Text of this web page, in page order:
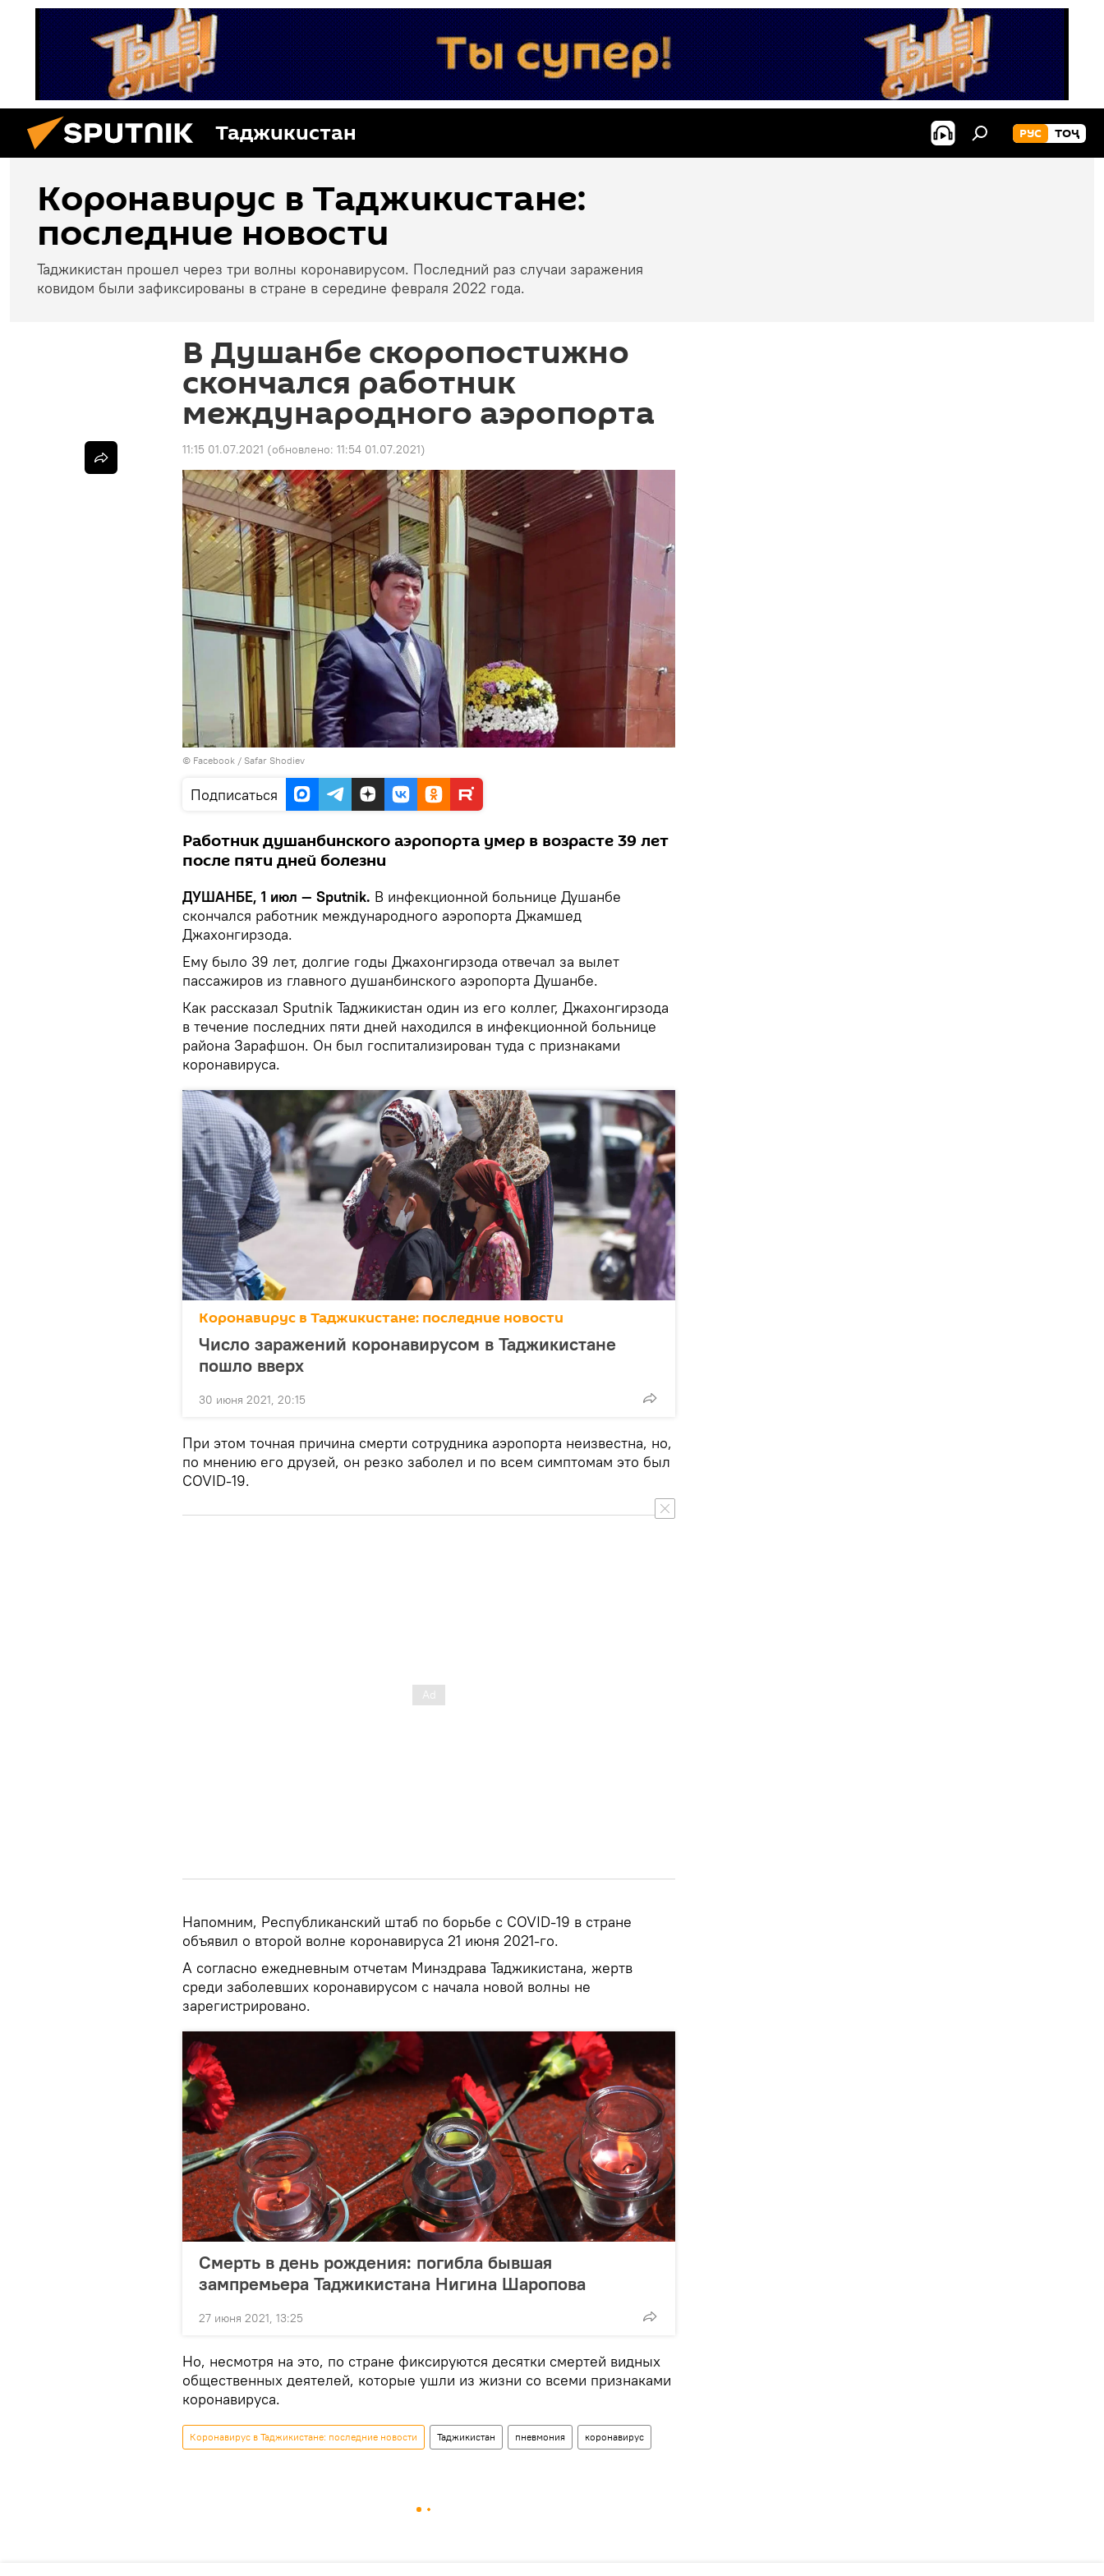
Таджикистан РУС ТОҶ
Коронавирус в Таджикистане:
последние новости
Таджикистан прошел через три волны коронавирусом. Последний раз случаи заражения
ковидом были зафиксированы в стране в середине февраля 2022 года.
В Душанбе скоропостижно
скончался работник
международного аэропорта
11:15 01.07.2021 (обновлено: 11:54 01.07.2021)
© Facebook / Safar Shodiev
Подписаться
Работник душанбинского аэропорта умер в возрасте 39 лет
после пяти дней болезни
ДУШАНБЕ, 1 июл — Sputnik. В инфекционной больнице Душанбе
скончался работник международного аэропорта Джамшед
Джахонгирзода.
Ему было 39 лет, долгие годы Джахонгирзода отвечал за вылет
пассажиров из главного душанбинского аэропорта Душанбе.
Как рассказал Sputnik Таджикистан один из его коллег, Джахонгирзода
в течение последних пяти дней находился в инфекционной больнице
района Зарафшон. Он был госпитализирован туда с признаками
коронавируса.
Коронавирус в Таджикистане: последние новости
Число заражений коронавирусом в Таджикистане
пошло вверх
30 июня 2021, 20:15
При этом точная причина смерти сотрудника аэропорта неизвестна, но,
по мнению его друзей, он резко заболел и по всем симптомам это был
COVID-19.
Напомним, Республиканский штаб по борьбе с COVID-19 в стране
объявил о второй волне коронавируса 21 июня 2021-го.
А согласно ежедневным отчетам Минздрава Таджикистана, жертв
среди заболевших коронавирусом с начала новой волны не
зарегистрировано.
Смерть в день рождения: погибла бывшая
зампремьера Таджикистана Нигина Шаропова
27 июня 2021, 13:25
Но, несмотря на это, по стране фиксируются десятки смертей видных
общественных деятелей, которые ушли из жизни со всеми признаками
коронавируса.
Коронавирус в Таджикистане: последние новости Таджикистан пневмония коронавирус